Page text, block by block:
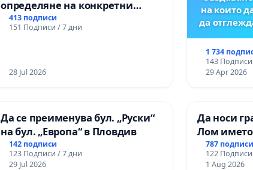
определяне на конкретни
срокове и извършване на
цялостна рехабилитация на
Ихтиман - с. Мирово - к.к.
413 подписи
151 Подписи / 7 дни
28 Jul 2026
на които
да
1 734
143
29 Apr 2026
Да се преименува бул. „Руски“
на бул. „Европа“ в Пловдив
142 подписи
123 Подписи / 7 дни
29 Jul 2026
Да носи
Лом
787 подписи
122
1 Aug 2026